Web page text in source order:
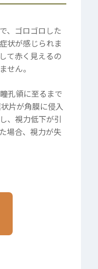
、ゴロゴロした
状が感じられま
て赤く見えるの
せん。
孔領に至るまで
片が角膜に侵入
、視力低下が引
場合、視力が失